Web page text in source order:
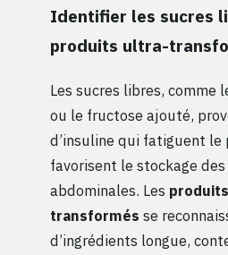
Identifier les sucres
produits ultra-
Les sucres libres, comme
ou le fructose ajouté,
d’insuline qui fatiguent le
favorisent le stockage des
abdominales. Les
transformés se
d’ingrédients longue,